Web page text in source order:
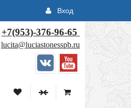
Вход
+7(953)-376-96-65
lucita@luciastonesspb.ru